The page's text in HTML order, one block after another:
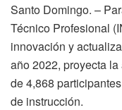
Santo Domingo. –
Técnico Profesional
innovación y
año 2022, proyecta
de 4,868
de instrucción.